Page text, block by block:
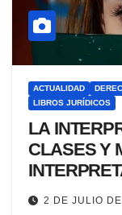
ACTUALIDAD
LIBROS JURÍDICOS
LA
CLASES Y
2 DE JULIO